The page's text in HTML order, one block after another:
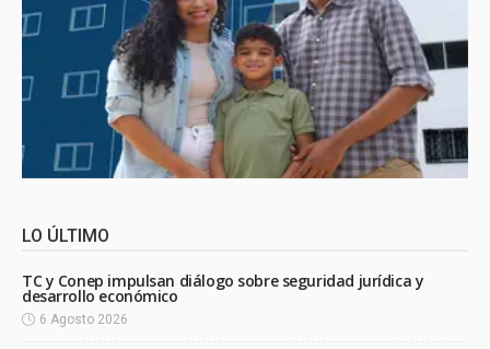
LO ÚLTIMO
TC y Conep impulsan diálogo sobre seguridad jurídica y
desarrollo económico
6 Agosto 2026